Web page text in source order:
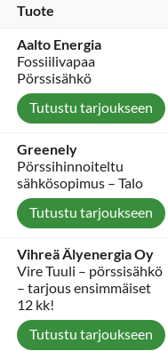
Tuote
Aalto Energia
Fossiilivapaa
Pörssisähkö
Tutustu tarjoukseen
Greenely
Pörssihinnoiteltu
sähkösopimus – Talo
Tutustu tarjoukseen
Vihreä Älyenergia Oy
Vire Tuuli – pörssisähkö
– tarjous ensimmäiset
12 kk!
Tutustu tarjoukseen